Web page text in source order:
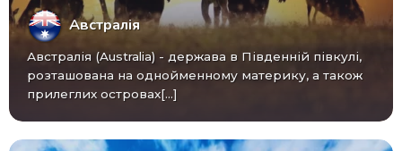
Австралія
Австралія (Australia) - ​​держава в Південній півкулі,
розташована на однойменному материку, а також
прилеглих островах[...]